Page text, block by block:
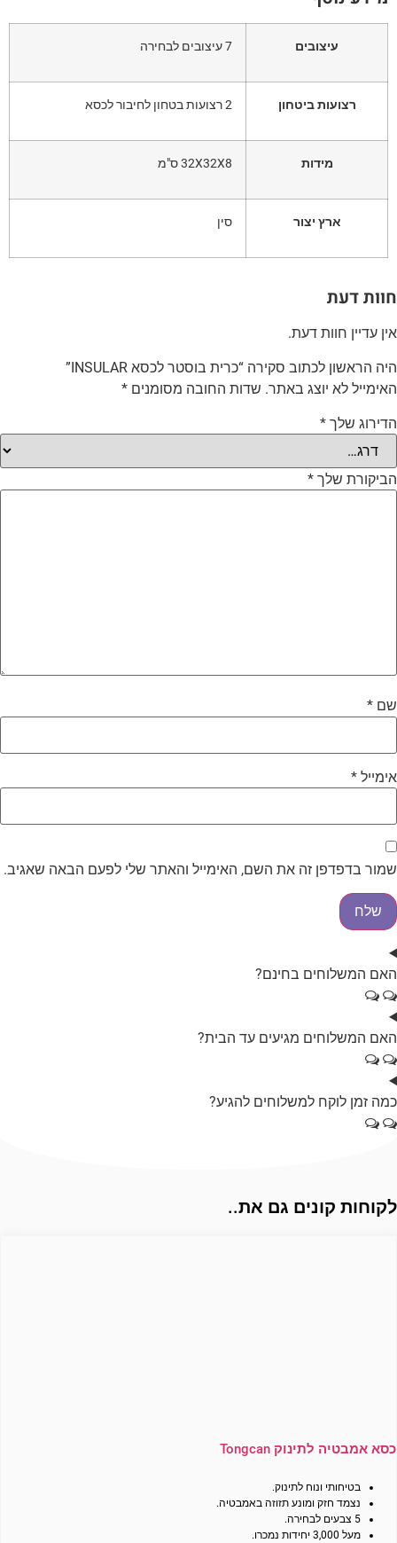
עיצובים 7 עיצובים לבחירה
רצועות ביטחון 2 רצועות בטחון לחיבור לכסא
מידות 32X32X8 ס"מ
ארץ יצור סין
חוות דעת
אין עדיין חוות דעת.
היה הראשון לכתוב סקירה “כרית בוסטר לכסא INSULAR”
האימייל לא יוצג באתר. שדות החובה מסומנים *
הדירוג שלך *
הביקורת שלך *
שם *
אימייל *
שמור בדפדפן זה את השם, האימייל והאתר שלי לפעם הבאה שאגיב.
האם המשלוחים בחינם?
האם המשלוחים מגיעים עד הבית?
כמה זמן לוקח למשלוחים להגיע?
לקוחות קונים גם את..
כסא אמבטיה לתינוק Tongcan
בטיחותי ונוח לתינוק.
נצמד חזק ומונע תזוזה באמבטיה.
5 צבעים לבחירה.
מעל 3,000 יחידות נמכרו.